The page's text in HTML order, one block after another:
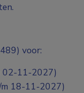
voor:
02-11-2027)
18-11-2027)